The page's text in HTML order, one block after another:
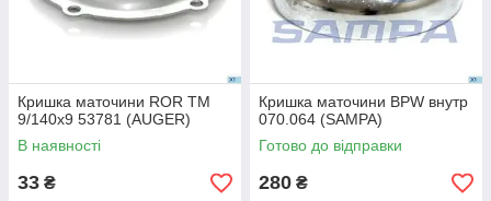
Кришка маточини ROR TM
9/140x9 53781 (AUGER)
В наявності
33 ₴
Кришка маточини BPW внутр
070.064 (SAMPA)
Готово до відправки
280 ₴